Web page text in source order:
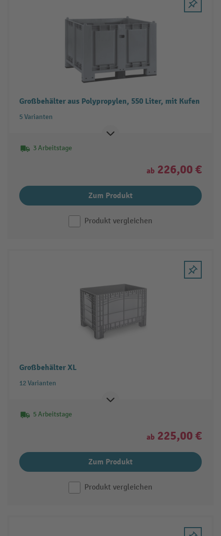
Großbehälter aus Polypropylen, 550 Liter, mit Kufen
5 Varianten
3 Arbeitstage
ab 226,00 €
Zum Produkt
Produkt vergleichen
Großbehälter XL
12 Varianten
5 Arbeitstage
ab 225,00 €
Zum Produkt
Produkt vergleichen